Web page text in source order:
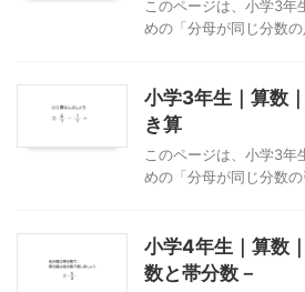
このページは、小学3年
めの「分母が同じ分数
小学3年生｜算数
き算
このページは、小学3年
めの「分母が同じ分数
小学4年生｜算数
数と帯分数－